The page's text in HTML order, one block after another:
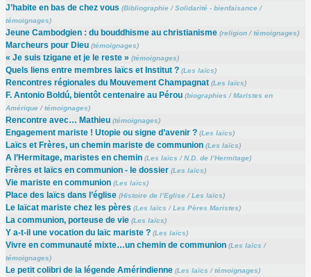
J’habite en bas de chez vous (Bibliographie/Solidarité - bienfaisance/
témoignages)
Jeune Cambodgien : du bouddhisme au christianisme (religion/témoignages)
Marcheurs pour Dieu (témoignages)
« Je suis tzigane et je le reste » (témoignages)
Quels liens entre membres laïcs et Institut ? (Les laïcs)
Rencontres régionales du Mouvement Champagnat (Les laïcs)
F. Antonio Boldú, bientôt centenaire au Pérou (biographies /Maristes en
Amérique/témoignages)
Rencontre avec… Mathieu (témoignages)
Engagement mariste ! Utopie ou signe d’avenir ? (Les laïcs)
Laïcs et Frères, un chemin mariste de communion (Les laïcs)
A l’Hermitage, maristes en chemin (Les laïcs /N.D. de l’Hermitage)
Frères et laïcs en communion - le dossier (Les laïcs)
Vie mariste en communion (Les laïcs)
Place des laïcs dans l’église (Histoire de l’Eglise/Les laïcs)
Le laïcat mariste chez les pères (Les laïcs /Les Pères Maristes)
La communion, porteuse de vie (Les laïcs)
Y a-t-il une vocation du laïc mariste ? (Les laïcs)
Vivre en communauté mixte…un chemin de communion (Les laïcs /
témoignages)
Le petit colibri de la légende Amérindienne (Les laïcs /témoignages)